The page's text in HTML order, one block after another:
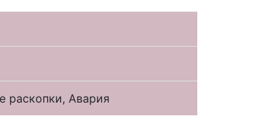
раскопки, Авария